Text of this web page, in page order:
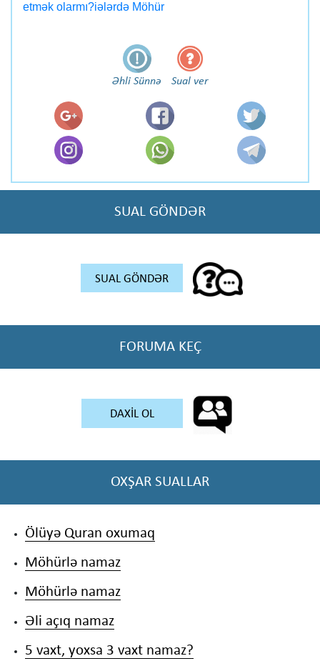
etmək olarmı?iələrdə Möhür
Əhli Sünnə Sual ver
SUAL GÖNDƏR
SUAL GÖNDƏR
FORUMA KEÇ
DAXİL OL
OXŞAR SUALLAR
Ölüyə Quran oxumaq
Möhürlə namaz
Möhürlə namaz
Əli açıq namaz
5 vaxt, yoxsa 3 vaxt namaz?